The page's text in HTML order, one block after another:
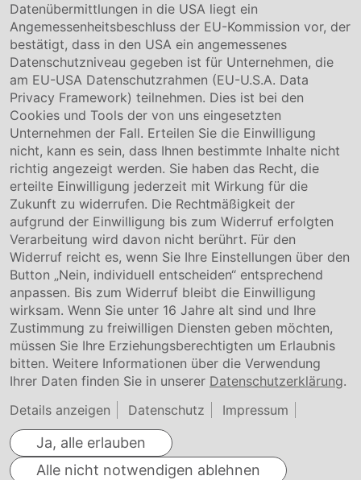
Über uns
Compliance
Hinweisgebersystem
Karriere
Service & Kontakt
Kontakt
Downloads
Garantiebedingungen
Zertifikate
Rechtliches
Impressum
AGB
Datenschutz
Cookie Einstellung
Datenübermittlungen in die USA liegt ein
Angemessenheitsbeschluss der EU-Kommission vor, der
bestätigt, dass in den USA ein angemessenes
Datenschutzniveau gegeben ist für Unternehmen, die
am EU-USA Datenschutzrahmen (EU-U.S.A. Data
Privacy Framework) teilnehmen. Dies ist bei den
Cookies und Tools der von uns eingesetzten
Unternehmen der Fall. Erteilen Sie die Einwilligung
nicht, kann es sein, dass Ihnen bestimmte Inhalte nicht
richtig angezeigt werden. Sie haben das Recht, die
erteilte Einwilligung jederzeit mit Wirkung für die
Zukunft zu widerrufen. Die Rechtmäßigkeit der
aufgrund der Einwilligung bis zum Widerruf erfolgten
Verarbeitung wird davon nicht berührt. Für den
Widerruf reicht es, wenn Sie Ihre Einstellungen über den
Button „Nein, individuell entscheiden“ entsprechend
anpassen. Bis zum Widerruf bleibt die Einwilligung
wirksam. Wenn Sie unter 16 Jahre alt sind und Ihre
Zustimmung zu freiwilligen Diensten geben möchten,
müssen Sie Ihre Erziehungsberechtigten um Erlaubnis
bitten. Weitere Informationen über die Verwendung
Ihrer Daten finden Sie in unserer Datenschutzerklärung.
Details anzeigen
Datenschutz Impressum
Ja, alle erlauben
Alle nicht notwendigen ablehnen